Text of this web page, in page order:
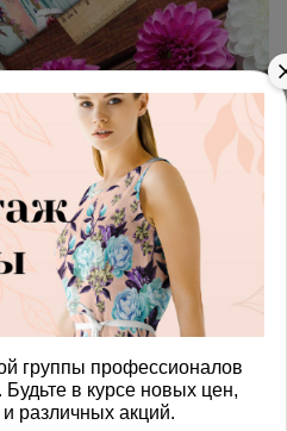
арт.42871160_kulirka
гладь
и оазисы
ценам
группы профессионалов
в курсе новых цен,
различных акций.